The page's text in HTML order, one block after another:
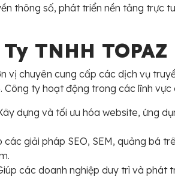
thông số, phát triển nền tảng trực
TNHH TOPAZ
vị chuyên cung cấp các dịch vụ
ty hoạt động trong các lĩnh vực
dựng và tối ưu hóa website, ứng
giải pháp SEO, SEM, quảng bá
các doanh nghiệp duy trì và phát